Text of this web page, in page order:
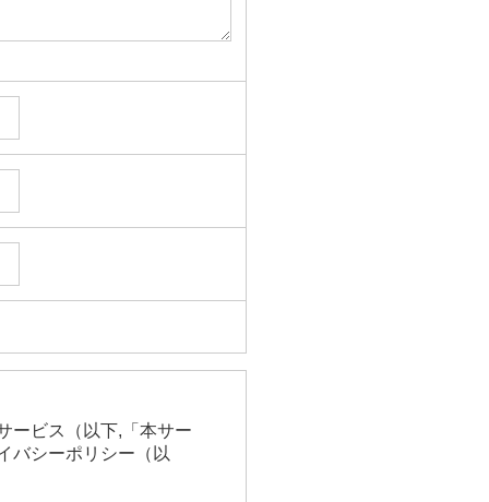
ービス（以下,「本サー
バシーポリシー（以